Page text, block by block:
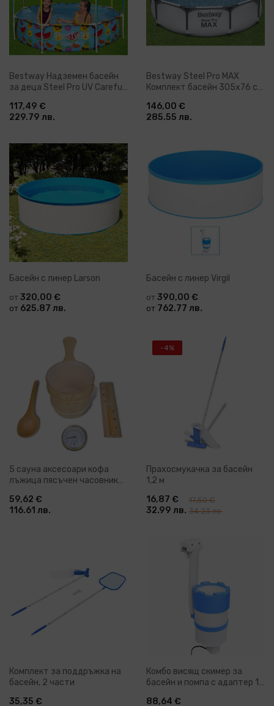
Bestway Надземен басейн
за деца Steel Pro UV Careful,
117,49 €
229.79 лв.
Bestway Steel Pro MAX
Комплект басейн 305x76 см
146,00 €
285.55 лв.
Басейн с линер Larson
от 320,00 €
от 625.87 лв.
Басейн с линер Virgil
от 390,00 €
от 762.77 лв.
5 сауна аксесоари кофа
лъжица пясъчен часовник
59,62 €
116.61 лв.
-4%
Прахосмукачка за басейн
1,2 м
16,87 €
32.99 лв.
17,50 €
34.23 лв.
Комплект за поддръжка на
басейн, 2 части
35,35 €
Комбо висящ скимер за
басейн и помпа с адаптер 16
88,64 €